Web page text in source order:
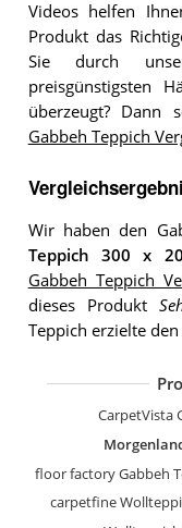
Videos helfen
Produkt das
Sie durch
preisgünstigsten
überzeugt? Dann
Gabbeh Teppich
Wir haben den
Teppich 300 x
Gabbeh Teppich
dieses Produkt
Teppich erzielte den
CarpetVista